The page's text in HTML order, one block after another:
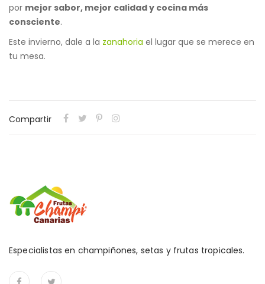
por mejor sabor, mejor calidad y cocina más
consciente.
Este invierno, dale a la zanahoria el lugar que se merece en
tu mesa.
Compartir
Especialistas en champiñones, setas y frutas tropicales.